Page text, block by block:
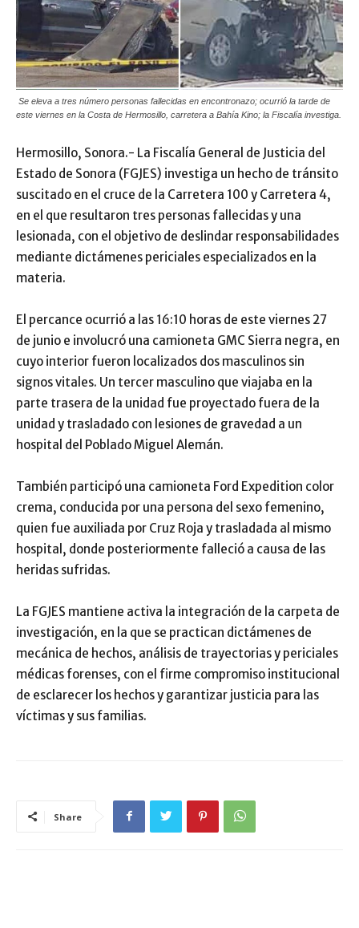
Se eleva a tres número personas fallecidas en encontronazo; ocurrió la tarde de
este viernes en la Costa de Hermosillo, carretera a Bahía Kino; la Fiscalía investiga.
Hermosillo, Sonora.- La Fiscalía General de Justicia del
Estado de Sonora (FGJES) investiga un hecho de tránsito
suscitado en el cruce de la Carretera 100 y Carretera 4,
en el que resultaron tres personas fallecidas y una
lesionada, con el objetivo de deslindar responsabilidades
mediante dictámenes periciales especializados en la
materia.
El percance ocurrió a las 16:10 horas de este viernes 27
de junio e involucró una camioneta GMC Sierra negra, en
cuyo interior fueron localizados dos masculinos sin
signos vitales. Un tercer masculino que viajaba en la
parte trasera de la unidad fue proyectado fuera de la
unidad y trasladado con lesiones de gravedad a un
hospital del Poblado Miguel Alemán.
También participó una camioneta Ford Expedition color
crema, conducida por una persona del sexo femenino,
quien fue auxiliada por Cruz Roja y trasladada al mismo
hospital, donde posteriormente falleció a causa de las
heridas sufridas.
La FGJES mantiene activa la integración de la carpeta de
investigación, en la que se practican dictámenes de
mecánica de hechos, análisis de trayectorias y periciales
médicas forenses, con el firme compromiso institucional
de esclarecer los hechos y garantizar justicia para las
víctimas y sus familias.
Share